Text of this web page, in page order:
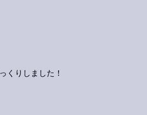
くりしました！